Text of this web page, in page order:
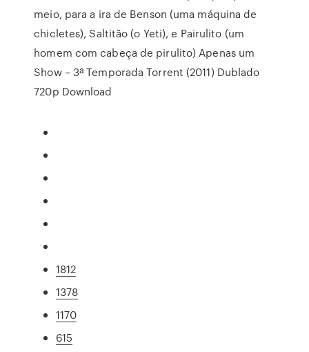
meio, para a ira de Benson (uma máquina de
chicletes), Saltitão (o Yeti), e Pairulito (um
homem com cabeça de pirulito) Apenas um
Show – 3ª Temporada Torrent (2011) Dublado
720p Download
1812
1378
1170
615